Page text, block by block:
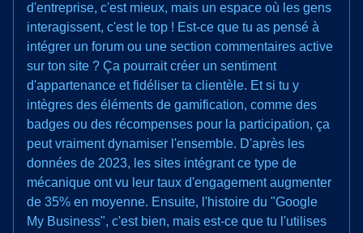
d'entreprise, c'est mieux, mais un espace où les gens
interagissent, c'est le top ! Est-ce que tu as pensé à
intégrer un forum ou une section commentaires active
sur ton site ? Ça pourrait créer un sentiment
d'appartenance et fidéliser ta clientèle. Et si tu y
intègres des éléments de gamification, comme des
badges ou des récompenses pour la participation, ça
peut vraiment dynamiser l'ensemble. D'après les
données de 2023, les sites intégrant ce type de
mécanique ont vu leur taux d'engagement augmenter
de 35% en moyenne. Ensuite, l'histoire du "Google
My Business", c'est bien, mais est-ce que tu l'utilises